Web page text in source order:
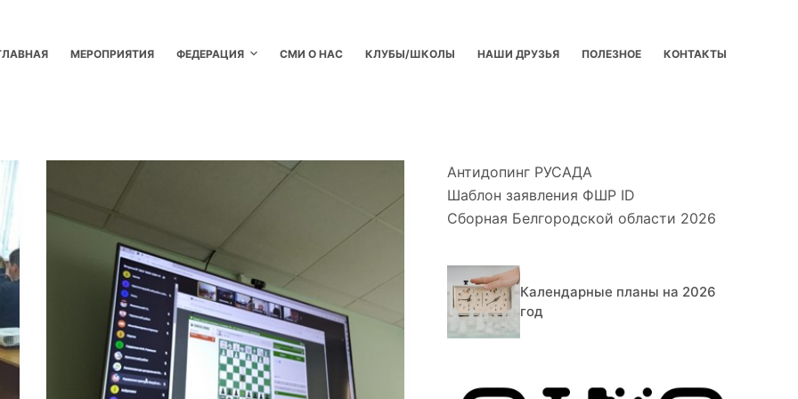
МЕРОПРИЯТИЯ ФЕДЕРАЦИЯ СМИ О НАС КЛУБЫ/ШКОЛЫ НАШИ ДРУЗЬЯ ПОЛЕЗНОЕ КОНТАКТЫ
Антидопинг РУСАДА
Шаблон заявления ФШР ID
Сборная Белгородской области 2026
Календарные планы на 2026
год